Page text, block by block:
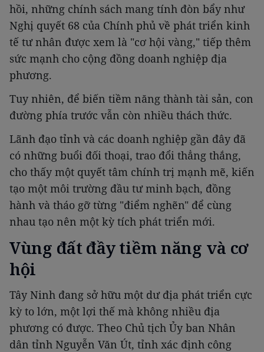
hồi, những chính sách mang tính đòn bẩy như
Nghị quyết 68 của Chính phủ về phát triển kinh
tế tư nhân được xem là "cơ hội vàng," tiếp thêm
sức mạnh cho cộng đồng doanh nghiệp địa
phương.
Tuy nhiên, để biến tiềm năng thành tài sản, con
đường phía trước vẫn còn nhiều thách thức.
Lãnh đạo tỉnh và các doanh nghiệp gần đây đã
có những buổi đối thoại, trao đổi thẳng thắng,
cho thấy một quyết tâm chính trị mạnh mẽ, kiến
tạo một môi trường đầu tư minh bạch, đồng
hành và tháo gỡ từng "điểm nghẽn" để cùng
nhau tạo nên một kỳ tích phát triển mới.
Vùng đất đầy tiềm năng và cơ
hội
Tây Ninh đang sở hữu một dư địa phát triển cực
kỳ to lớn, một lợi thế mà không nhiều địa
phương có được. Theo Chủ tịch Ủy ban Nhân
dân tỉnh Nguyễn Văn Út, tỉnh xác định công